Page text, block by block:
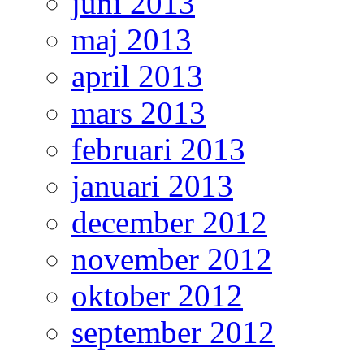
maj 2013
april 2013
mars 2013
februari 2013
januari 2013
december 2012
november 2012
oktober 2012
september 2012